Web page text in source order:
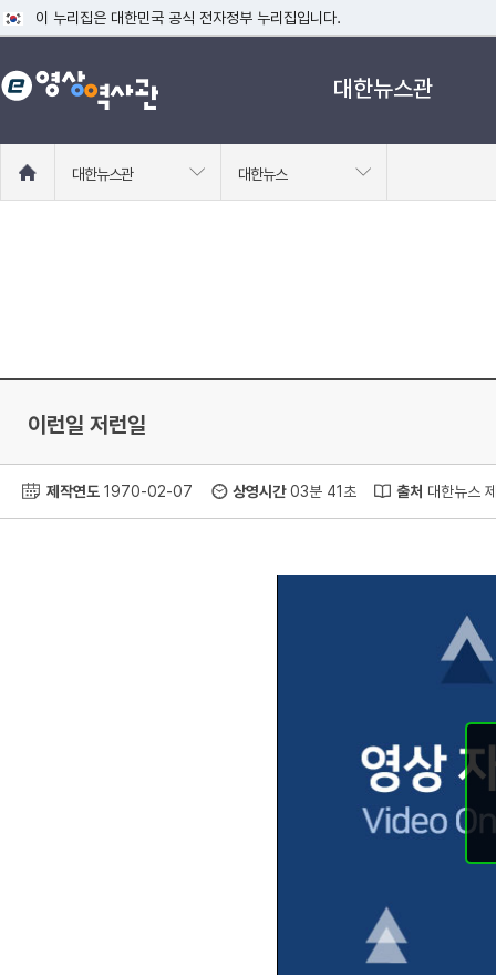
이 누리집은 대한민국 공식 전자정부 누리집입니다.
공식 누리집 주소 확인하기
go.kr 주소를 사용하는 누리집은 대한민국 정부기관이 관리하는 누리집입니
대한뉴스관
로
대한뉴스관 대한뉴스
이런일 저런일
제작연도 1970-02-07 상영시간03분 41초 출처 대한뉴스